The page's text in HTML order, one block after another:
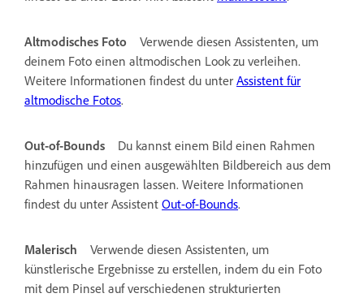
Altmodisches Foto
Verwende diesen Assistenten, um
deinem Foto einen altmodischen Look zu verleihen.
Weitere Informationen findest du unter Assistent für
altmodische Fotos.
Out-of-Bounds
Du kannst einem Bild einen Rahmen
hinzufügen und einen ausgewählten Bildbereich aus dem
Rahmen hinausragen lassen. Weitere Informationen
findest du unter Assistent Out-of-Bounds.
Malerisch
Verwende diesen Assistenten, um
künstlerische Ergebnisse zu erstellen, indem du ein Foto
mit dem Pinsel auf verschiedenen strukturierten